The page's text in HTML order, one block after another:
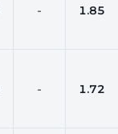
- 1.85
- 1.72